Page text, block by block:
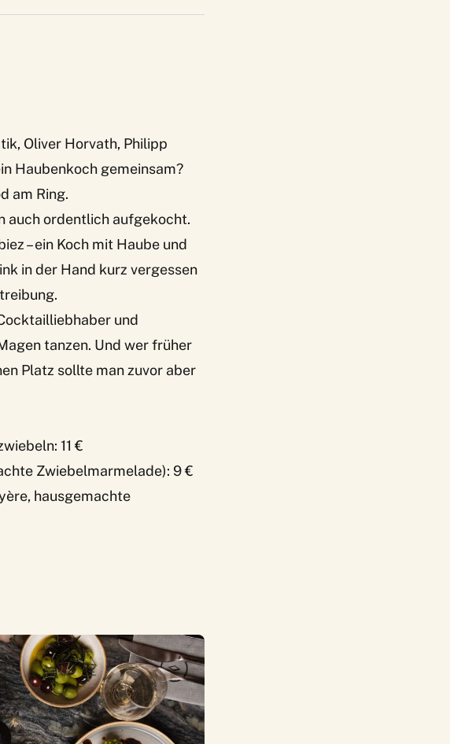
Oliver Horvath, Philipp
Haubenkoch gemeinsam?
am Ring.
auch ordentlich aufgekocht.
– ein Koch mit Haube und
in der Hand kurz vergessen
und
tanzen. Und wer früher
Platz sollte man zuvor aber
11 €
Zwiebelmarmelade): 9 €
hausgemachte